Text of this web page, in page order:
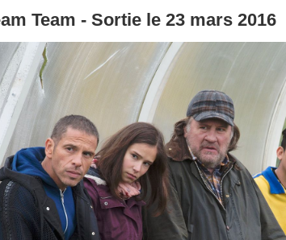
Team - Sortie le 23 mars 2016